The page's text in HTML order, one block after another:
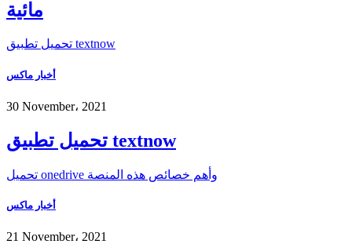
مائية
تحميل تطبيق textnow
أخبار ماكس
30 November، 2021
تحميل تطبيق textnow
تحميل onedrive وأهم خصائص هذه المنصة
أخبار ماكس
21 November، 2021